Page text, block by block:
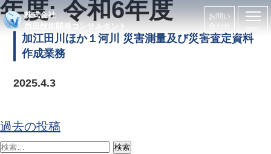
株式会社
西田技術開発コンサルタント
お問い
合わせ
年度:令和6年度
加江田川ほか１河川 災害測量及び災害査定資料
作成業務
2025.4.3
投
稿
過去の投稿
検